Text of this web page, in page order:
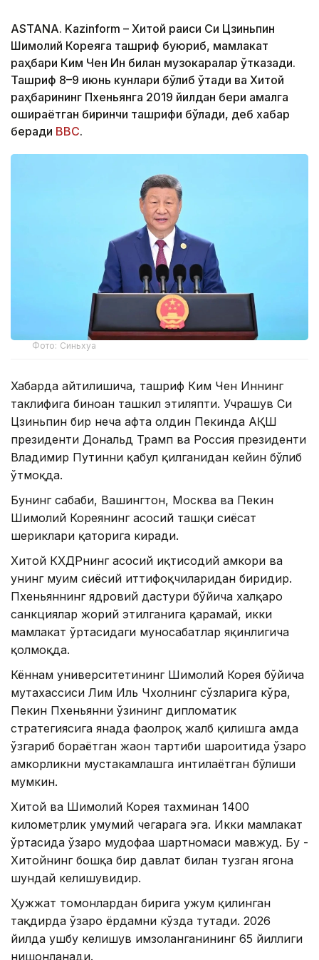
ASTANA. Kazinform – Хитой раиси Си Цзиньпин
Шимолий Кореяга ташриф буюриб, мамлакат
раҳбари Ким Чен Ин билан музокаралар ўтказади.
Ташриф 8–9 июнь кунлари бўлиб ўтади ва Хитой
раҳбарининг Пхеньянга 2019 йилдан бери амалга
ошираётган биринчи ташрифи бўлади, деб хабар
беради BBC.
Фото: Синьхуа
Хабарда айтилишича, ташриф Ким Чен Иннинг
таклифига биноан ташкил этиляпти. Учрашув Си
Цзиньпин бир неча ҳафта олдин Пекинда АҚШ
президенти Дональд Трамп ва Россия президенти
Владимир Путинни қабул қилганидан кейин бўлиб
ўтмоқда.
Бунинг сабаби, Вашингтон, Москва ва Пекин
Шимолий Кореянинг асосий ташқи сиёсат
шериклари қаторига киради.
Хитой КХДРнинг асосий иқтисодий ҳамкори ва
унинг муҳим сиёсий иттифоқчиларидан биридир.
Пхеньяннинг ядровий дастури бўйича халқаро
санкциялар жорий этилганига қарамай, икки
мамлакат ўртасидаги муносабатлар яқинлигича
қолмоқда.
Кённам университетининг Шимолий Корея бўйича
мутахассиси Лим Иль Чхолнинг сўзларига кўра,
Пекин Пхеньянни ўзининг дипломатик
стратегиясига янада фаолроқ жалб қилишга ҳамда
ўзгариб бораётган жаҳон тартиби шароитида ўзаро
ҳамкорликни мустаҳкамлашга интилаётган бўлиши
мумкин.
Хитой ва Шимолий Корея тахминан 1400
километрлик умумий чегарага эга. Икки мамлакат
ўртасида ўзаро мудофаа шартномаси мавжуд. Бу -
Хитойнинг бошқа бир давлат билан тузган ягона
шундай келишувидир.
Ҳужжат томонлардан бирига ҳужум қилинган
тақдирда ўзаро ёрдамни кўзда тутади. 2026
йилда ушбу келишув имзоланганининг 65 йиллиги
нишонланади.